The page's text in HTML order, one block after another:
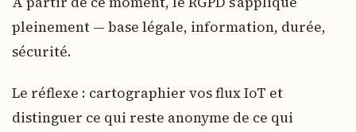
pleinement — base légale, information, durée,
sécurité.
Le réflexe : cartographier vos flux IoT et
distinguer ce qui reste anonyme de ce qui